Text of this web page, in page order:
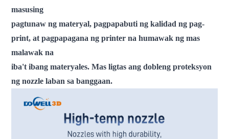
masusing
pagtunaw ng materyal, pagpapabuti ng kalidad ng pag-
print, at pagpapagana ng printer na humawak ng mas
malawak na
iba't ibang materyales. Mas ligtas ang dobleng proteksyon
ng nozzle laban sa banggaan.